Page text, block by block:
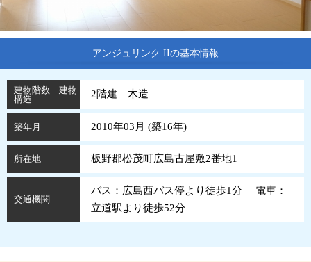
アンジュリンク IIの基本情報
建物階数 建物
構造
2階建 木造
築年月 2010年03月 (築16年)
所在地 板野郡松茂町広島古屋敷2番地1
交通機関
バス：広島西バス停より徒歩1分 電車：
立道駅より徒歩52分